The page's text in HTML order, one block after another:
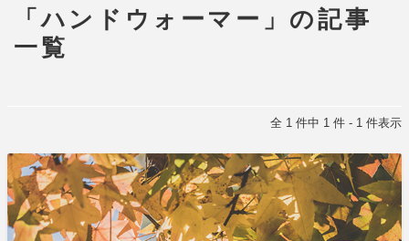
「ハンドウォーマー」の記事
一覧
全 1 件中 1 件 - 1 件表示